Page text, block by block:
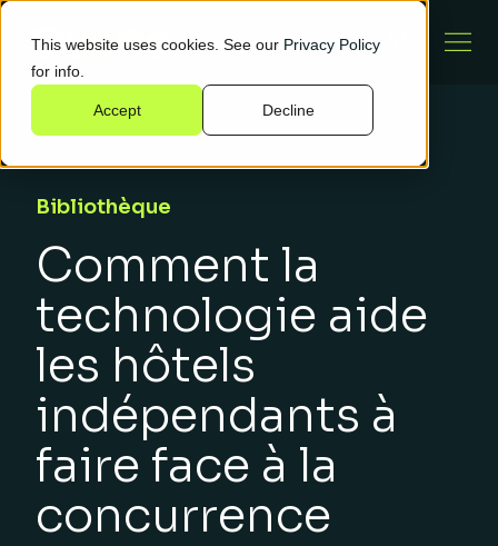
This website uses cookies. See our Privacy Policy
for info.
Accept Decline
Bibliothèque
Comment la
technologie aide
les hôtels
indépendants à
faire face à la
concurrence